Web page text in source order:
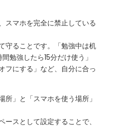
スマホを完全に禁止している
守ることです。「勉強中は机
勉強したら15分だけ使う」
フにする」など、自分に合っ
」と「スマホを使う場所」
スとして設定することで、